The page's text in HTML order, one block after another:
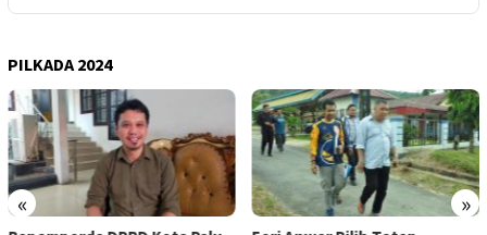
PILKADA 2024
« »